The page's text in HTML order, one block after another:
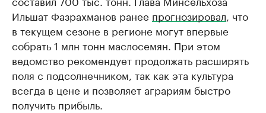
Ильшат Фазрахманов ранее прогнозировал, что
в текущем сезоне в регионе могут впервые
собрать 1 млн тонн маслосемян. При этом
ведомство рекомендует продолжать расширять
поля с подсолнечником, так как эта культура
всегда в цене и позволяет аграриям быстро
получить прибыль.